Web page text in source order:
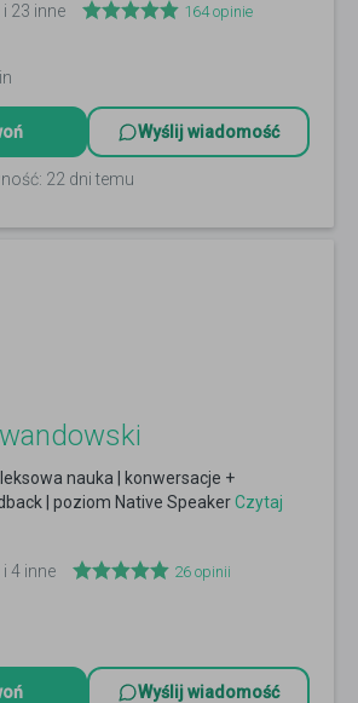
23 inne 164opinie
Wyślij wiadomość
22 dni temu
nauka | konwersacje +
| poziom Native SpeakerCzytaj
4 inne 26 opinii
Wyślij wiadomość